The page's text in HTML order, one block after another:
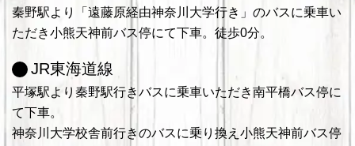
秦野駅より「遠藤原経由神奈川大学行き」のバスに乗車い
ただき小熊天神前バス停にて下車。徒歩0分。
JR東海道線
平塚駅より秦野駅行きバスに乗車いただき南平橋バス停に
て下車。
神奈川大学校舎前行きのバスに乗り換え小熊天神前バス停